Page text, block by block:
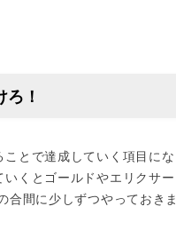
！
とで達成していく項目に
くとゴールドやエリクサ
合間に少しずつやっておき